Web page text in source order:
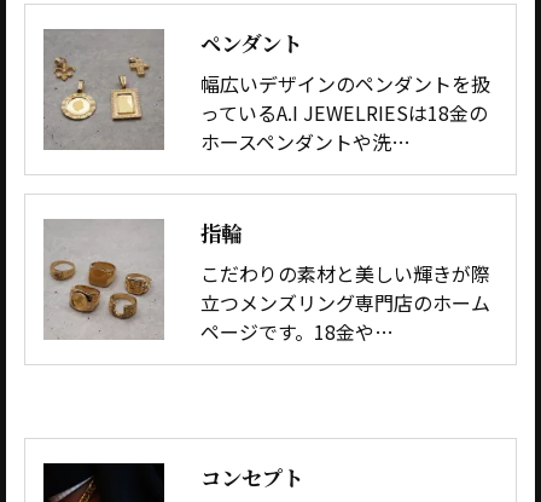
ペンダント
幅広いデザインのペンダントを扱
っているA.I JEWELRIESは18金の
ホースペンダントや洗…
指輪
こだわりの素材と美しい輝きが際
立つメンズリング専門店のホーム
ページです。18金や…
コンセプト